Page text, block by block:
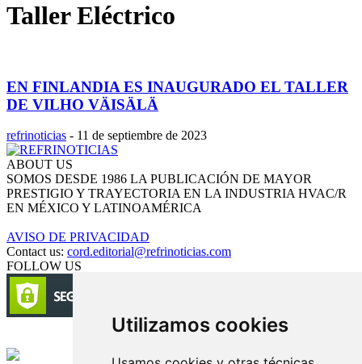
Utilizamos cookies
Taller Eléctrico
EN FINLANDIA ES INAUGURADO EL TALLER
DE VILHO VÄISÄLÄ
refrinoticias - 11 de septiembre de 2023
ABOUT US
SOMOS DESDE 1986 LA PUBLICACIÓN DE MAYOR
PRESTIGIO Y TRAYECTORIA EN LA INDUSTRIA HVAC/R
EN MÉXICO Y LATINOAMÉRICA
AVISO DE PRIVACIDAD
Contact us: cord.editorial@refrinoticias.com
FOLLOW US